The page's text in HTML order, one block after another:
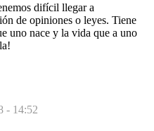
difícil llegar a
de opiniones o leyes. Tiene
uno nace y la vida que a uno
- 14:52